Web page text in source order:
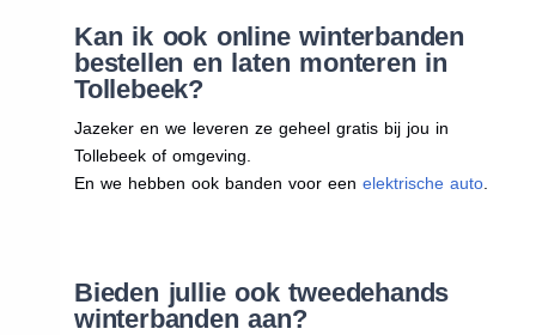
Kan ik ook online winterbanden
bestellen en laten monteren in
Tollebeek?
Jazeker en we leveren ze geheel gratis bij jou in
Tollebeek of omgeving.
En we hebben ook banden voor een elektrische auto.
Bieden jullie ook tweedehands
winterbanden aan?